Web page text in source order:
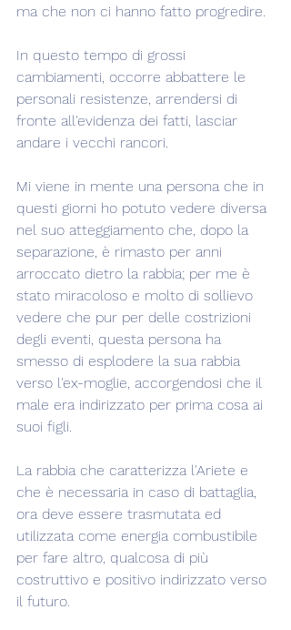
ma che non ci hanno fatto progredire.
In questo tempo di grossi
cambiamenti, occorre abbattere le
personali resistenze, arrendersi di
fronte all'evidenza dei fatti, lasciar
andare i vecchi rancori.
Mi viene in mente una persona che in
questi giorni ho potuto vedere diversa
nel suo atteggiamento che, dopo la
separazione, è rimasto per anni
arroccato dietro la rabbia; per me è
stato miracoloso e molto di sollievo
vedere che pur per delle costrizioni
degli eventi, questa persona ha
smesso di esplodere la sua rabbia
verso l'ex-moglie, accorgendosi che il
male era indirizzato per prima cosa ai
suoi figli.
La rabbia che caratterizza l'Ariete e
che è necessaria in caso di battaglia,
ora deve essere trasmutata ed
utilizzata come energia combustibile
per fare altro, qualcosa di più
costruttivo e positivo indirizzato verso
il futuro.